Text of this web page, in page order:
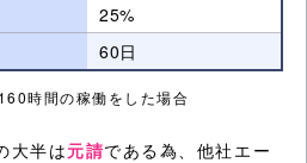
25%
60日
時間の稼働をした場合
大半は元請である為、他社エー